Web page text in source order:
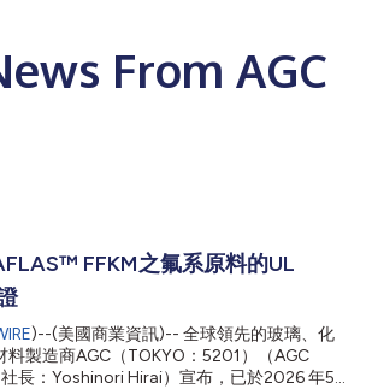
From AGC
FFKM之氟系原料的UL
)--(美國商業資訊)-- 全球領先的玻璃、化
料製造商AGC（TOKYO：5201）（AGC
長：Yoshinori Hirai）宣布，已於2026 年5